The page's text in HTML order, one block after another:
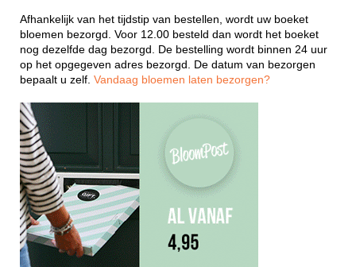
Afhankelijk van het tijdstip van bestellen, wordt uw boeket
bloemen bezorgd. Voor 12.00 besteld dan wordt het boeket
nog dezelfde dag bezorgd. De bestelling wordt binnen 24 uur
op het opgegeven adres bezorgd. De datum van bezorgen
bepaalt u zelf. Vandaag bloemen laten bezorgen?